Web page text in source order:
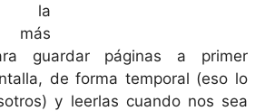
la
más
guardar páginas a primer
de forma temporal (eso lo
y leerlas cuando nos sea